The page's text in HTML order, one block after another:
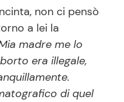
non ci pensò
a lei la
madre me lo
era illegale,
di quel